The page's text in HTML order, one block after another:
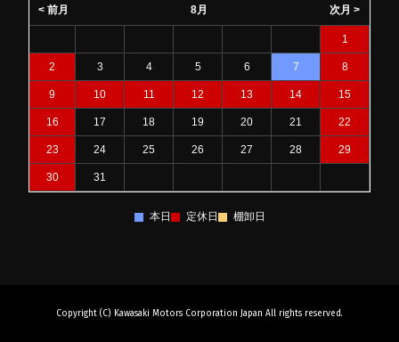
8月
< 前月 次月 >
1
2 3 4 5 6 7 8
9 10 11 12 13 14 15
16 17 18 19 20 21 22
23 24 25 26 27 28 29
30 31
本日 定休日 棚卸日
Copyright (C) Kawasaki Motors Corporation Japan All rights reserved.